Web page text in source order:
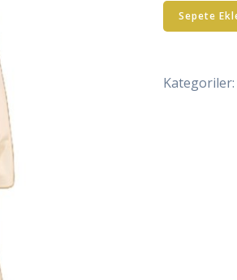
Mavi
Pamuklu
Fular
Sepete
Kategoriler: